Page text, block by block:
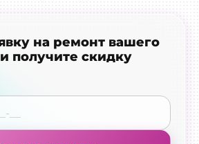
на ремонт вашего
получите скидку